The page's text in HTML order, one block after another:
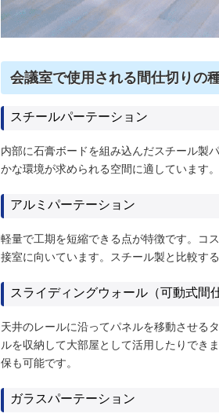
会議室で使用される間仕切りの
スチールパーテーション
内部に石膏ボードを組み込んだスチール製
かな環境が求められる空間に適しています。
アルミパーテーション
軽量で工期を短縮できる点が特徴です。コ
接室に向いています。スチール製と比較す
スライディングウォール（可動式間
天井のレールに沿ってパネルを移動させる
ルを収納して大部屋として活用したりでき
保も可能です。
ガラスパーテーション